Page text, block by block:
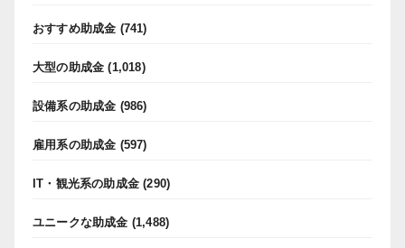
おすすめ助成金 (741)
大型の助成金 (1,018)
設備系の助成金 (986)
雇用系の助成金 (597)
IT・観光系の助成金 (290)
ユニークな助成金 (1,488)